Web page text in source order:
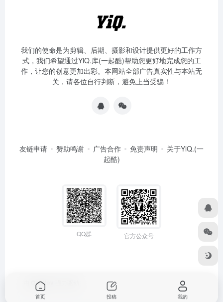
我们的使命是为剪辑、后期、摄影和设计提供更好的工作方
式，我们希望通过YiQ.库(一起酷)帮助您更好地完成您的工
作，让您的创意更加出彩。本网站全部广告真实性与本站无
关，请各位自行判断，避免上当受骗！
友链申请 赞助鸣谢 广告合作 免责声明
关于YiQ.(一
起酷)
QQ群 官方公众号
OneNav
首页 投稿 我的